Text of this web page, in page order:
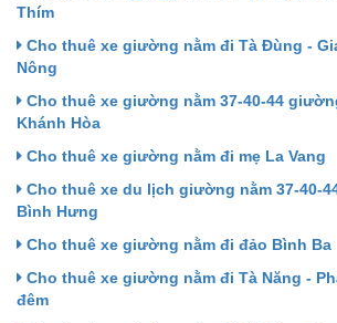
Thím
Cho thuê xe giường nằm đi Tà Đùng -
Nông
Cho thuê xe giường nằm 37-40-44
Khánh Hòa
Cho thuê xe giường nằm đi mẹ La Vang
Cho thuê xe du lịch giường nằm 37-40-
Bình Hưng
Cho thuê xe giường nằm đi đảo Bình Ba
Cho thuê xe giường nằm đi Tà Năng -
đêm